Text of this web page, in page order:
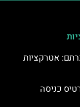
אטרקציות
כניסה